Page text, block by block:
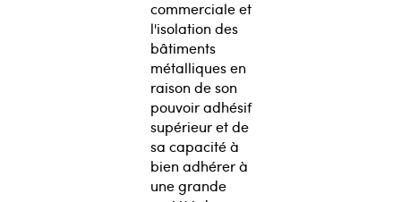
commerciale et
l'isolation des
bâtiments
métalliques en
raison de son
pouvoir adhésif
supérieur et de
sa capacité à
bien adhérer à
une grande